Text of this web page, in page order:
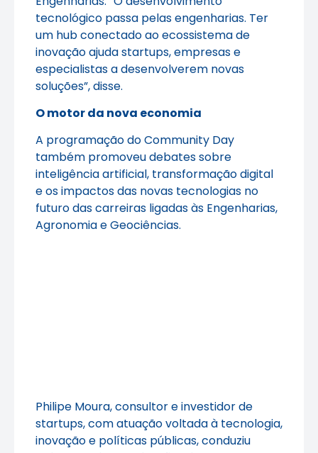
tecnológico passa pelas engenharias. Ter
um hub conectado ao ecossistema de
inovação ajuda startups, empresas e
especialistas a desenvolverem novas
soluções”, disse.
O motor da nova economia
A programação do Community Day
também promoveu debates sobre
inteligência artificial, transformação digital
e os impactos das novas tecnologias no
futuro das carreiras ligadas às Engenharias,
Agronomia e Geociências.
Philipe Moura, consultor e investidor de
startups, com atuação voltada à tecnologia,
inovação e políticas públicas, conduziu